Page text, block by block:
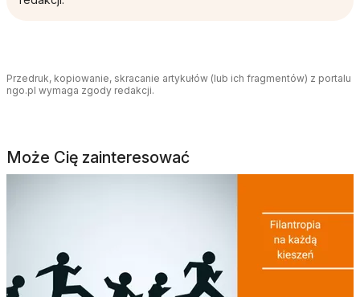
Przedruk, kopiowanie, skracanie artykułów (lub ich fragmentów) z portalu
ngo.pl wymaga zgody redakcji.
Może Cię zainteresować